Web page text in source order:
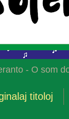
- O som
titoloj